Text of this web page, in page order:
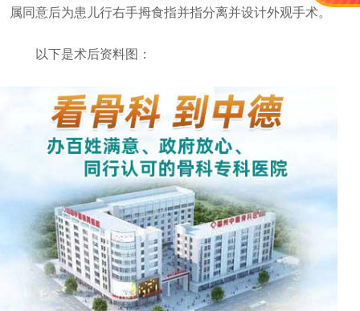
属同意后为患儿行右手拇食指并指分离并设计外观手术。
以下是术后资料图：